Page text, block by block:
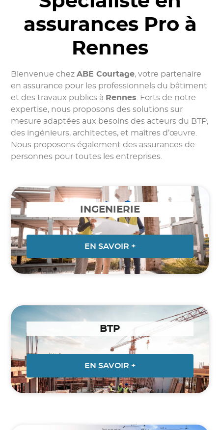
assurances Pro à
Rennes
Bienvenue chezABE Courtage, votre partenaire
en assurance pour les professionnels du bâtiment
et des travaux publics à Rennes. Forts de notre
expertise, nous proposons des solutions sur
mesure adaptées aux besoins des acteurs du BTP,
des ingénieurs, architectes, et maîtres d’œuvre.
Nous proposons également des assurances de
personnes pour toutes les entreprises.
INGENIERIE
EN SAVOIR +
BTP
EN SAVOIR +